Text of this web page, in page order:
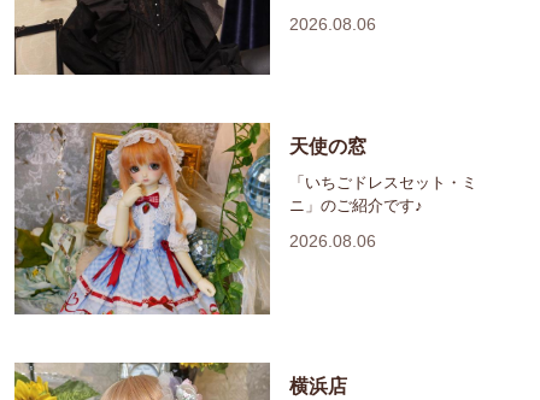
2026.08.06
天使の窓
「いちごドレスセット・ミ
ニ」のご紹介です♪
2026.08.06
横浜店